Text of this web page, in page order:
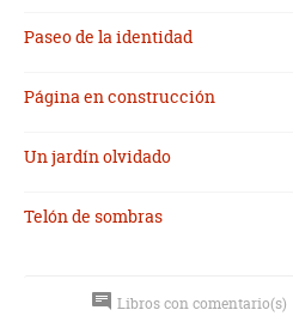
Paseo de la identidad
Página en construcción
Un jardín olvidado
Telón de sombras
Libros con comentario(s)